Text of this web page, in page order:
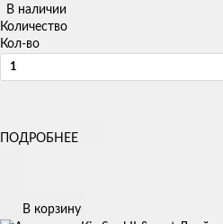
В наличии
Количество
Кол-во
ПОДРОБНЕЕ
В корзину